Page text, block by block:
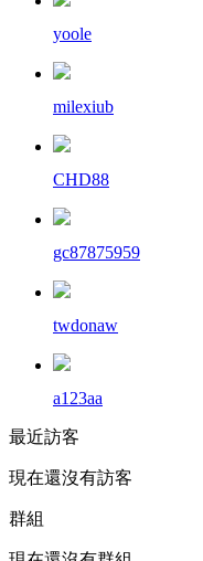
yoole
milexiub
CHD88
gc87875959
twdonaw
a123aa
最近訪客
現在還沒有訪客
群組